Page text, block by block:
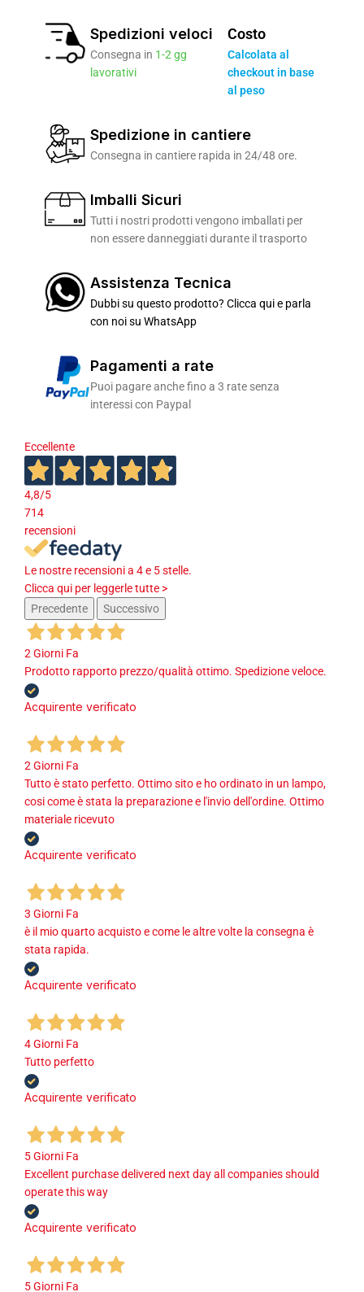
Spedizioni veloci
Consegna in 1-2 gg
lavorativi
Costo
Calcolata al
checkout in base
al peso
Spedizione in cantiere
Consegna in cantiere rapida in 24/48 ore.
Imballi Sicuri
Tutti i nostri prodotti vengono imballati per
non essere danneggiati durante il trasporto
Assistenza Tecnica
Dubbi su questo prodotto? Clicca qui e parla
con noi su WhatsApp
Pagamenti a rate
Puoi pagare anche fino a 3 rate senza
interessi con Paypal
Eccellente
4,8/5
714
recensioni
Le nostre recensioni a 4 e 5 stelle.
Clicca qui per leggerle tutte >
Precedente
Successivo
2 Giorni Fa
Prodotto rapporto prezzo/qualità ottimo. Spedizione veloce.
Acquirente verificato
2 Giorni Fa
Tutto è stato perfetto. Ottimo sito e ho ordinato in un lampo,
cosi come è stata la preparazione e l'invio dell'ordine. Ottimo
materiale ricevuto
Acquirente verificato
3 Giorni Fa
è il mio quarto acquisto e come le altre volte la consegna è
stata rapida.
Acquirente verificato
4 Giorni Fa
Tutto perfetto
Acquirente verificato
5 Giorni Fa
Excellent purchase delivered next day all companies should
operate this way
Acquirente verificato
5 Giorni Fa